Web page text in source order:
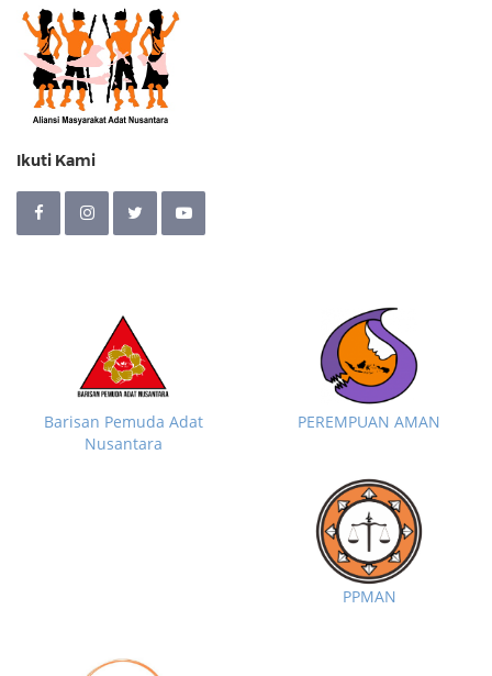
Ikuti Kami
Barisan Pemuda Adat
Nusantara
PEREMPUAN AMAN
PPMAN